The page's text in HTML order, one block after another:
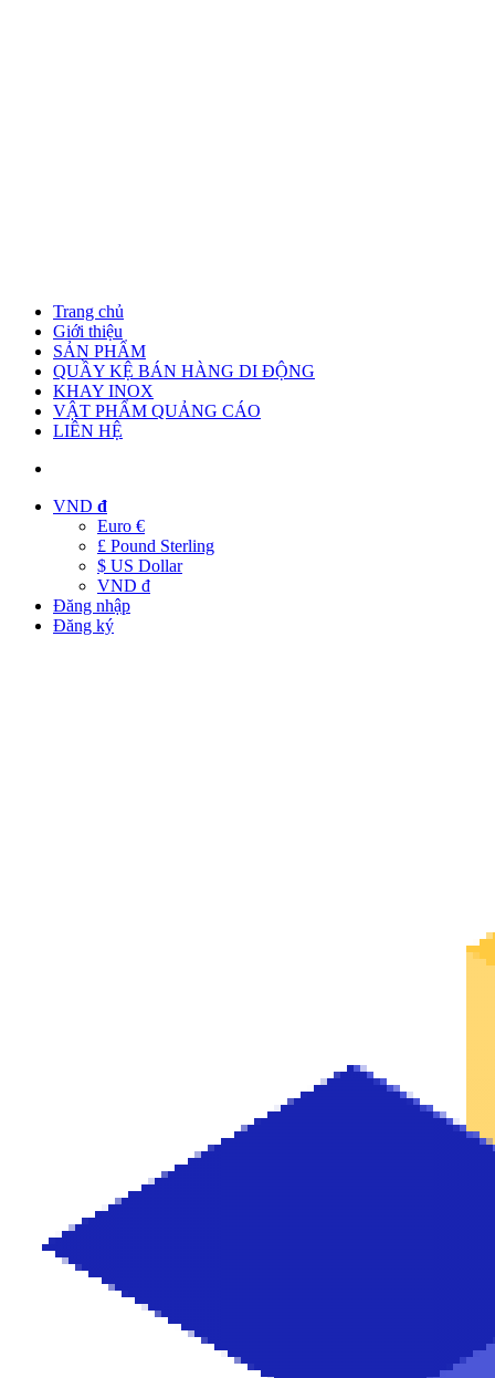
Trang chủ
Giới thiệu
SẢN PHẨM
QUẦY KỆ BÁN HÀNG DI ĐỘNG
KHAY INOX
VẬT PHẨM QUẢNG CÁO
LIÊN HỆ
VND đ
Euro €
£ Pound Sterling
$ US Dollar
VND đ
Đăng nhập
Đăng ký